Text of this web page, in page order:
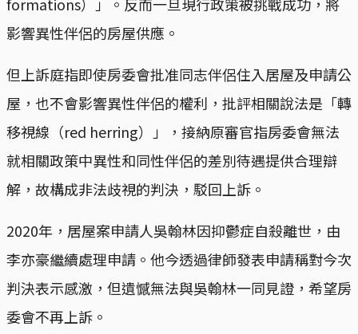
影響異性伴侶的房屋供應。
但上訴庭指即使房委會批准同志伴侶住入居屋及申請公
屋，也不會影響異性伴侶的權利，批評相關說法是「轉
移視線（red herring）」，接納原審官指房委會無法
就相關政策中異性和同性伴侶的差別待遇提供合理辯
解，故構成非法歧視的判決，駁回上訴。
2020年，居屋案申請人吳翰林因抑鬱症自殺離世，由
李亦豪繼續處理申請。他今透過律師發表申請稱對今次
判決表示感激，但遺憾無法與吳翰林一同見證，希望房
委會不再上訴。